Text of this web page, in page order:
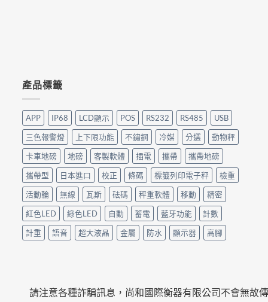
產品標籤
APP IP68 LCD顯示 POS RS232 RS485
USB
三色報警燈
上下限功能 不鏽鋼 冷媒 分選
動物秤
卡車地磅
地磅 客製軟體 插電 攜帶
攜帶地磅
攜帶型
日本進口 校正 條碼 標籤列印電子秤
檢重
活動輪
無線 瓦斯 砝碼 秤重軟體 移動
精密
紅色LED
綠色LED 自動 蓄電 藍牙功能
計數
計重
語音 超大液晶 金屬 防水 顯示器 高腳
請注意各種詐騙訊息，尚和國際衡器有限公司不會無故傳